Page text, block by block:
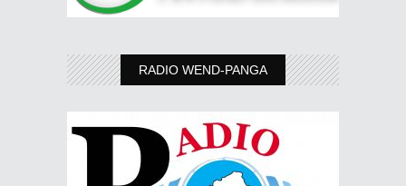
RADIO WEND-PANGA